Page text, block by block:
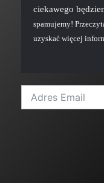
ciekawego
spamujemy!
uzyskać więcej